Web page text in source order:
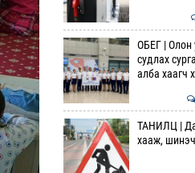
ОБЕГ | Олон
судлах
алба хаагч
ТАНИЛЦ |
хааж,